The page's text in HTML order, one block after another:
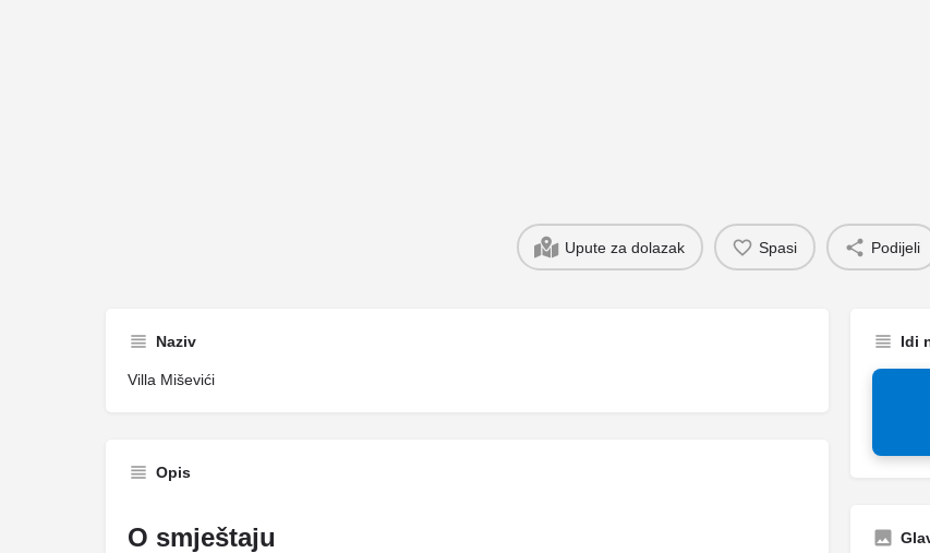
Upute za dolazak Spasi Podijeli
Naziv
Villa Miševići
Opis
O smještaju
Idi